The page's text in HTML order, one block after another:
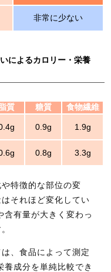
非常に少ない
によるカロリー・栄養
脂質 糖質 食物繊維
0.9g 1.9g
0.8g 3.3g
特徴的な部位の変
それほど変化してい
含有量が大きく変わっ
、食品によって測定
成分を単純比較でき